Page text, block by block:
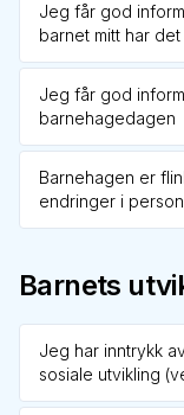
Jeg får god
barnet mitt har
Jeg får god
barnehagedagen
Barnehagen er
endringer i
Barnets
Jeg har inntrykk
sosiale utvikling